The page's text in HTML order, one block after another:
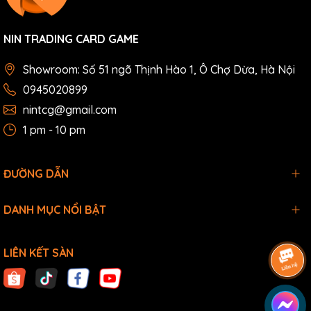
NIN TRADING CARD GAME
Showroom: Số 51 ngõ Thịnh Hào 1, Ô Chợ Dừa, Hà Nội
0945020899
nintcg@gmail.com
1 pm - 10 pm
ĐƯỜNG DẪN
DANH MỤC NỔI BẬT
LIÊN KẾT SÀN